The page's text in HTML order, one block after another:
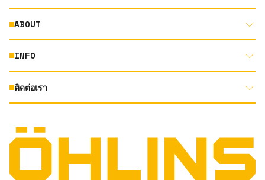
MOTORCYCLE
AUTOMOTIVE
ABOUT
ABOUT US
RACING
TERMS AND CONDITIONS
PRIVACY STATEMENT
INFO
DOCUMENT LIBRARY
TECHNOLOGY
ORIGINAL EQUIPMENT
ติดต่อเรา
INSTAGRAM
FACEBOOK